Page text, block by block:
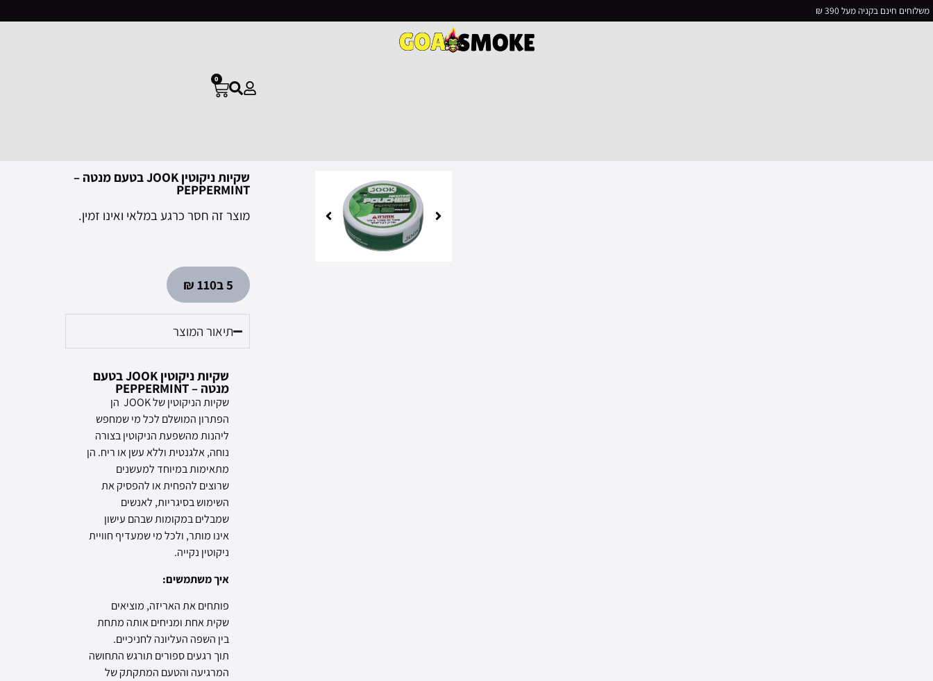
משלוחים חינם בקניה מעל 390 ₪
0
שקיות ניקוטין JOOK בטעם מנטה –
PEPPERMINT
מוצר זה חסר כרגע במלאי ואינו זמין.
5 ב110 ₪
תיאור המוצר
שקיות ניקוטין JOOK בטעם
מנטה – PEPPERMINT
שקיות הניקוטין של JOOK הן
הפתרון המושלם לכל מי שמחפש
ליהנות מהשפעת הניקוטין בצורה
נוחה, אלגנטית וללא עשן או ריח. הן
מתאימות במיוחד למעשנים
שרוצים להפחית או להפסיק את
השימוש בסיגריות, לאנשים
שמבלים במקומות שבהם עישון
אינו מותר, ולכל מי שמעדיף חוויית
ניקוטין נקייה.
איך משתמשים:
פותחים את האריזה, מוציאים
שקית אחת ומניחים אותה מתחת
בין השפה העליונה לחניכיים.
תוך רגעים ספורים תורגש התחושה
המרגיעה והטעם המתקתק של